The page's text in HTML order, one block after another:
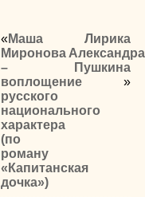
«Маша
Миронова
–
воплощение
русского
национального
характера
(по
роману
«Капитанская
дочка»)
Лирика
Александра
Пушкина
»